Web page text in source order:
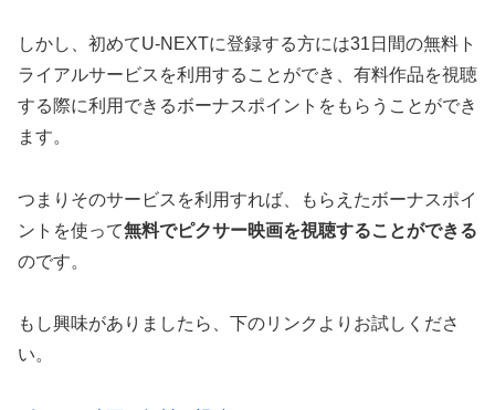
しかし、初めてU-NEXTに登録する方には31日間の無料ト
ライアルサービスを利用することができ、有料作品を視聴
する際に利用できるボーナスポイントをもらうことができ
ます。
つまりそのサービスを利用すれば、もらえたボーナスポイ
ントを使って無料でピクサー映画を視聴することができる
のです。
もし興味がありましたら、下のリンクよりお試しくださ
い。